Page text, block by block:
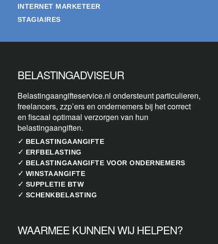
INTERNET MARKETEER
STAGIAIRES
BELASTINGADVISEUR
Belastingaangifteservice.nl ondersteunt particulieren,
freelancers, zzp’ers en ondernemers bij het correct
en fiscaal optimaal verzorgen van hun
belastingaangiften.
✓ BELASTINGAANGIFTE
✓ ERFBELASTING
✓ BELASTINGAANGIFTE VOOR ONDERNEMERS
✓ WINSTAANGIFTE
✓ SUPPLETIE BTW
✓ SCHENKBELASTING
WAARMEE KUNNEN WIJ HELPEN?